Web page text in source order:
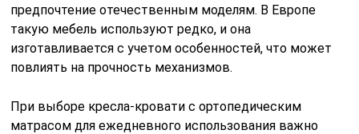
предпочтение отечественным моделям. В Европе
такую мебель используют редко, и она
изготавливается с учетом особенностей, что может
повлиять на прочность механизмов.
При выборе кресла-кровати с ортопедическим
матрасом для ежедневного использования важно